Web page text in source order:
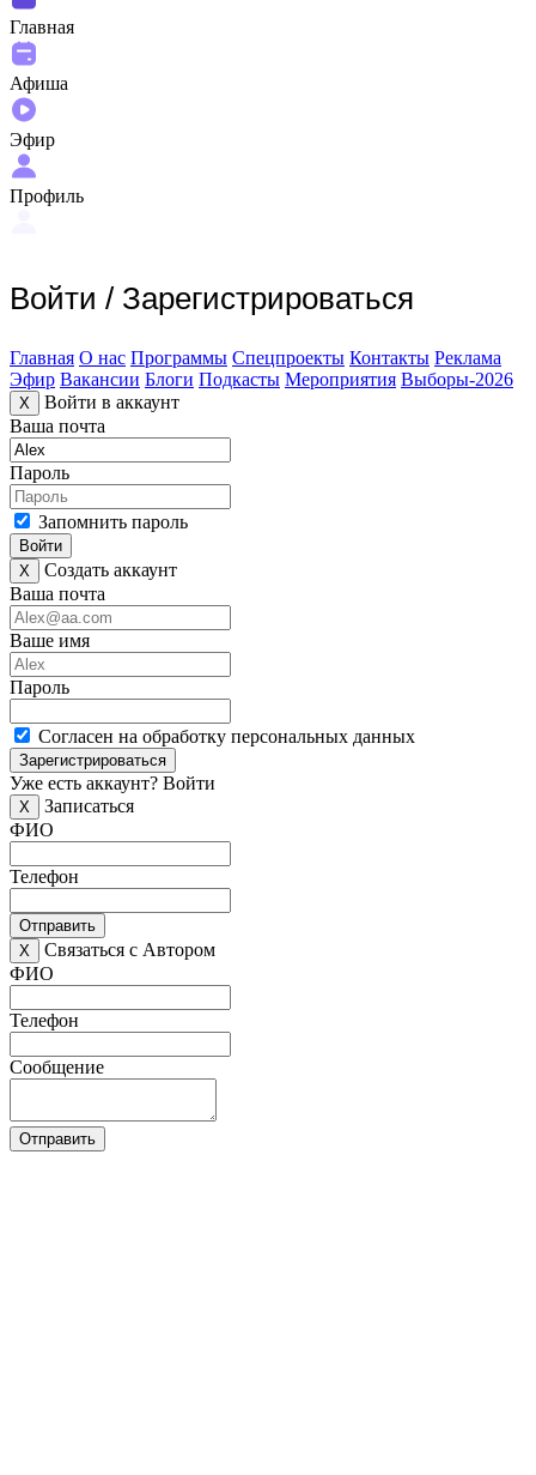
Главная
Афиша
Эфир
Профиль
Войти / Зарегистрироваться
Главная О нас Программы Спецпроекты Контакты Реклама
Эфир Вакансии Блоги Подкасты Мероприятия Выборы-2026
X
Войти в аккаунт
Ваша почта
Пароль
Запомнить пароль
Войти
X
Создать аккаунт
Ваша почта
Ваше имя
Пароль
Согласен на обработку персональных данных
Зарегистрироваться
Уже есть аккаунт? Войти
X
Записаться
ФИО
Телефон
Отправить
X
Связаться с Автором
ФИО
Телефон
Сообщение
Отправить